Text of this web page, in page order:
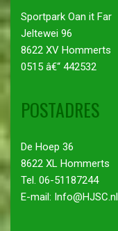
Sportpark Oan it Far
Jeltewei 96
8622 XV Hommerts
0515 â€“ 442532
POSTADRES
De Hoep 36
8622 XL Hommerts
Tel. 06-51187244
E-mail: Info@HJSC.nl